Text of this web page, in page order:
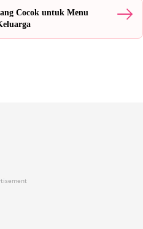
Cocok untuk Menu